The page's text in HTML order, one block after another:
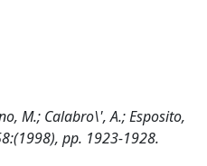
M.; Calabro\', A.; Esposito,
pp. 1923-1928.